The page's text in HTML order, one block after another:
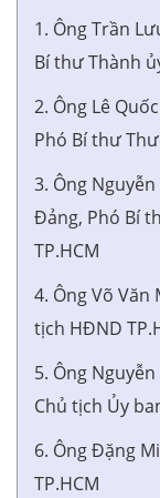
1. Ông Trần
Bí thư Thành
2. Ông Lê
Phó Bí thư
3. Ông
Đảng, Phó Bí
TP.HCM
4. Ông Võ Văn
tịch HĐND
5. Ông
Chủ tịch Ủy
6. Ông Đặng
TP.HCM